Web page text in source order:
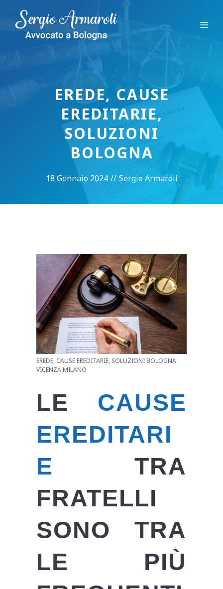
contenuto
EREDE, CAUSE
EREDITARIE,
SOLUZIONI
BOLOGNA
18 Gennaio 2024 // Sergio Armaroli
EREDE, CAUSE EREDITARIE, SOLUZIONI BOLOGNA
VICENZA MILANO
LE CAUSE
EREDITARI
E TRA
FRATELLI
SONO TRA
LE PIÙ